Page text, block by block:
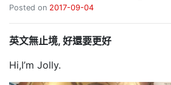
Posted on 2017-09-04
英文無止境, 好還要更好
Hi,I’m Jolly.